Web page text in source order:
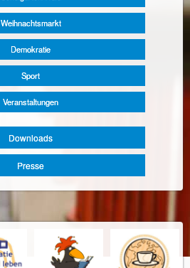
Weihnachtsmarkt
Demokratie
Sport
Veranstaltungen
Downloads
Presse